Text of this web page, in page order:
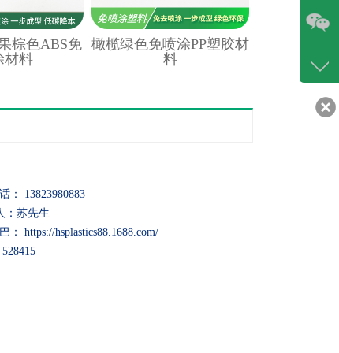
棕色ABS免
材料
橄榄绿色免喷涂PP塑胶材
料
： 13823980883
：苏先生
： https://hsplastics88.1688.com/
咨询
400-
客服